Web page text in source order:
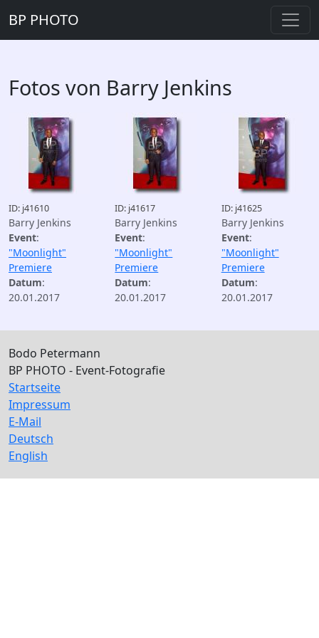
BP PHOTO
Fotos von Barry Jenkins
ID: j41610
Barry Jenkins
Event:
"Moonlight"
Premiere
Datum:
20.01.2017
ID: j41617
Barry Jenkins
Event:
"Moonlight"
Premiere
Datum:
20.01.2017
ID: j41625
Barry Jenkins
Event:
"Moonlight"
Premiere
Datum:
20.01.2017
Bodo Petermann
BP PHOTO - Event-Fotografie
Startseite
Impressum
E-Mail
Deutsch
English